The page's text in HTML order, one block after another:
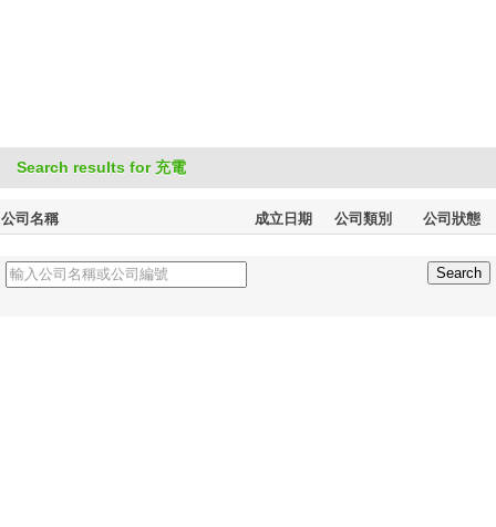
Search results for 充電
公司名稱 成立日期 公司類別 公司狀態